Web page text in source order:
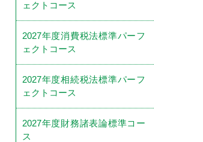
ェクトコース
2027年度消費税法標準パーフ
ェクトコース
2027年度相続税法標準パーフ
ェクトコース
2027年度財務諸表論標準コー
ス